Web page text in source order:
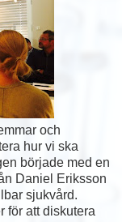
och
hur vi ska
började med en
Daniel Eriksson
sjukvård.
för att diskutera